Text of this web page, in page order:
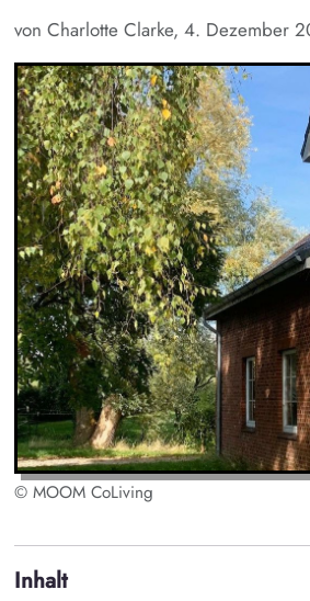
von Charlotte Clarke, 4. Dezember
© MOOM CoLiving
Inhalt